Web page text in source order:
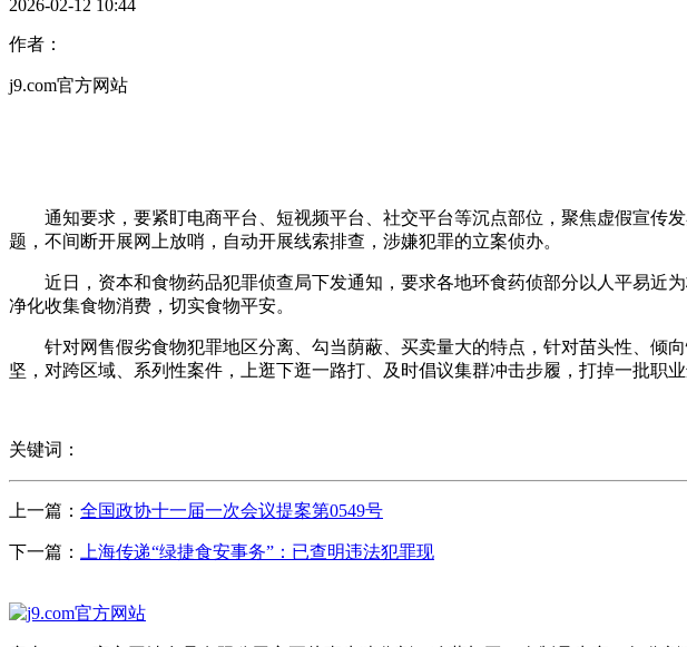
2026-02-12 10:44
作者：
j9.com官方网站
通知要求，要紧盯电商平台、短视频平台、社交平台等沉点部位，聚焦虚假宣传
题，不间断开展网上放哨，自动开展线索排查，涉嫌犯罪的立案侦办。
近日，资本和食物药品犯罪侦查局下发通知，要求各地环食药侦部分以人平易近
净化收集食物消费，切实食物平安。
针对网售假劣食物犯罪地区分离、勾当荫蔽、买卖量大的特点，针对苗头性、倾
坚，对跨区域、系列性案件，上逛下逛一路打、及时倡议集群冲击步履，打掉一批职
关键词：
上一篇： 全国政协十一届一次会议提案第0549号
下一篇： 上海传递“绿捷食安事务”：已查明违法犯罪现